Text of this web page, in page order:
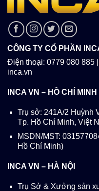
CÔNG TY CỔ PHẦN
Điện thoại: 0779 080 885
inca.vn
INCA VN – HỒ CHÍ MINH
Trụ sở: 241A/2 Huỳnh
Tp. Hồ Chí Minh, Việt
MSDN/MST:
Hồ Chí Minh)
INCA VN – HÀ NỘI
Trụ Sở & Xưởng sản